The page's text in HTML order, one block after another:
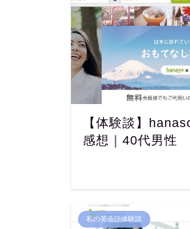
【体験談】
感想｜40代男性
私の英会話体験談